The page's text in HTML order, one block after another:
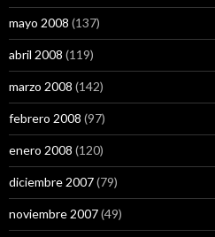
mayo 2008 (137)
abril 2008 (119)
marzo 2008 (142)
febrero 2008 (97)
enero 2008 (120)
diciembre 2007(79)
noviembre 2007(49)